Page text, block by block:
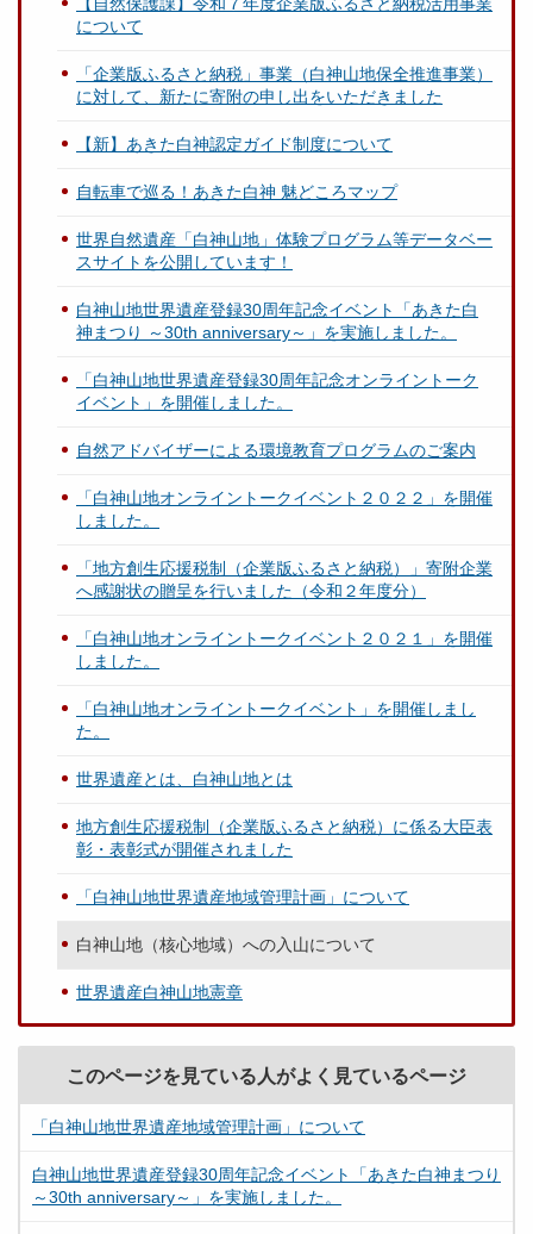
について
「企業版ふるさと納税」事業（白神山地保全推進事業）
に対して、新たに寄附の申し出をいただきました
【新】あきた白神認定ガイド制度について
自転車で巡る！あきた白神 魅どころマップ
世界自然遺産「白神山地」体験プログラム等データベー
スサイトを公開しています！
白神山地世界遺産登録30周年記念イベント「あきた白
神まつり ～30th anniversary～」を実施しました。
「白神山地世界遺産登録30周年記念オンライントーク
イベント」を開催しました。
自然アドバイザーによる環境教育プログラムのご案内
「白神山地オンライントークイベント２０２２」を開催
しました。
「地方創生応援税制（企業版ふるさと納税）」寄附企業
へ感謝状の贈呈を行いました（令和２年度分）
「白神山地オンライントークイベント２０２１」を開催
しました。
「白神山地オンライントークイベント」を開催しまし
た。
世界遺産とは、白神山地とは
地方創生応援税制（企業版ふるさと納税）に係る大臣表
彰・表彰式が開催されました
「白神山地世界遺産地域管理計画」について
白神山地（核心地域）への入山について
世界遺産白神山地憲章
このページを見ている人がよく見ているページ
「白神山地世界遺産地域管理計画」について
白神山地世界遺産登録30周年記念イベント「あきた白神まつり
～30th anniversary～」を実施しました。